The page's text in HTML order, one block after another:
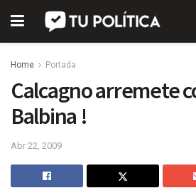
Home Portada
Calcagno arremete
Balbina !
Abr 22, 2009